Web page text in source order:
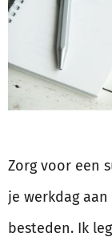
Zorg voor een
je werkdag
besteden. Ik